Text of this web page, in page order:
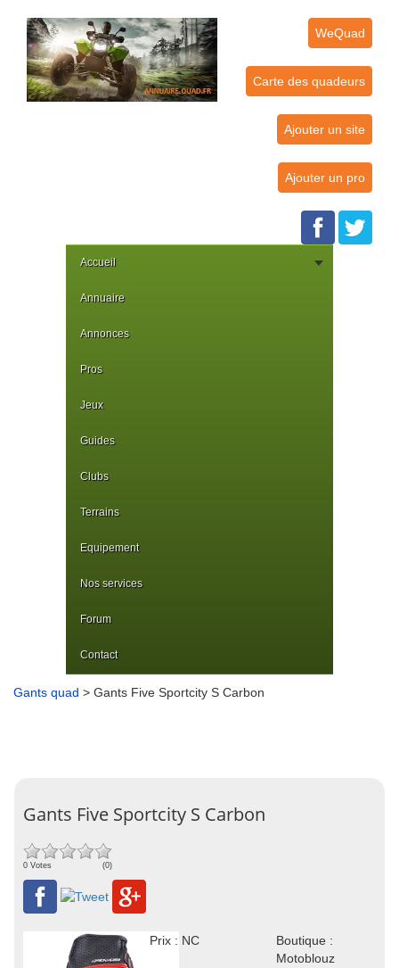
WeQuad
Carte des quadeurs
Ajouter un site
Ajouter un pro
Accueil
Annuaire
Annonces
Pros
Jeux
Guides
Clubs
Terrains
Equipement
Nos services
Forum
Contact
Gants quad > Gants Five Sportcity S Carbon
Gants Five Sportcity S Carbon
0 Votes (0)
Prix : NC
Boutique :
Motoblouz